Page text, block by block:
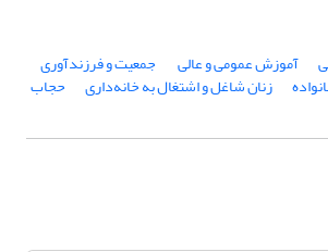
آموزش عمومی و عالی ‌ جمعیت و فرزندآوری
زنان شاغل و اشتغال به خانه‌داری حجاب